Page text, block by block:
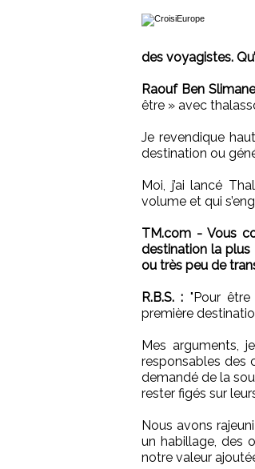
des voyagistes.
Raouf Ben
être » avec
Je revendique
destination ou
Moi, j’ai lancé
volume et qui
TM.com - Vous
destination la plus
ou très peu de
R.B.S. : "Pour
première
Mes arguments,
responsables des
demandé de la
rester figés sur
Nous avons
un habillage, des
notre valeur